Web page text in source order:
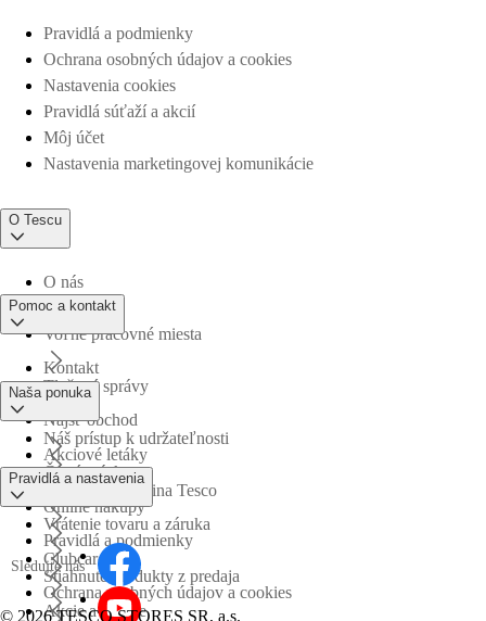
Pravidlá a podmienky
Ochrana osobných údajov a cookies
Nastavenia cookies
Pravidlá súťaží a akcií
Môj účet
Nastavenia marketingovej komunikácie
O Tescu
O nás
Voľné pracovné miesta
Tlačové správy
Náš prístup k udržateľnosti
Obchodná skupina Tesco
Pomoc a kontakt
Kontakt
Nájsť obchod
Časté otázky
Vrátenie tovaru a záruka
Stiahnuté produkty z predaja
Naša ponuka
Akciové letáky
Online nákupy
Clubcard
Akcie a súťaže
Pravidlá a nastavenia
Pravidlá a podmienky
Ochrana osobných údajov a cookies
Sledujte nás
© 2026 TESCO STORES SR, a.s.